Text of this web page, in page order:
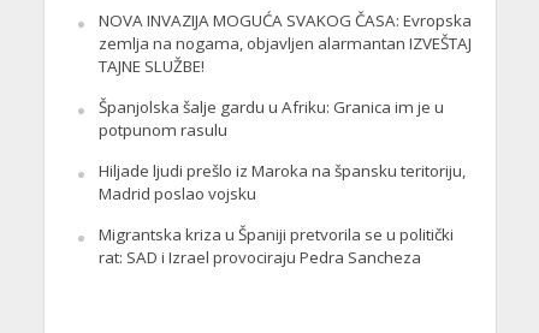
NOVA INVAZIJA MOGUĆA SVAKOG ČASA: Evropska
zemlja na nogama, objavljen alarmantan IZVEŠTAJ
TAJNE SLUŽBE!
Španjolska šalje gardu u Afriku: Granica im je u
potpunom rasulu
Hiljade ljudi prešlo iz Maroka na špansku teritoriju,
Madrid poslao vojsku
Migrantska kriza u Španiji pretvorila se u politički
rat: SAD i Izrael provociraju Pedra Sancheza